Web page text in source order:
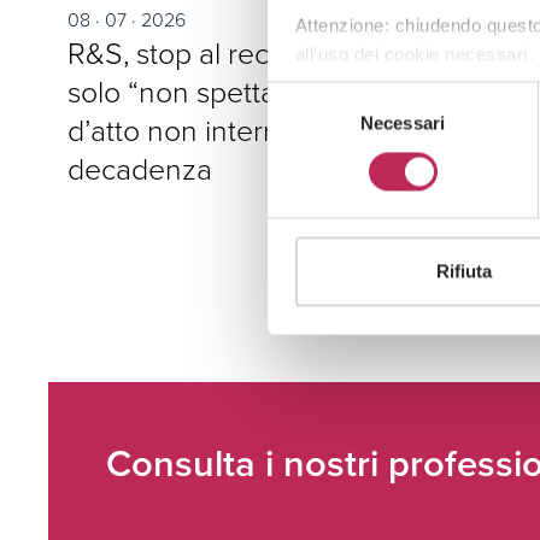
Attenzione: chiudendo
all’uso dei cookie necessari.
Selezione
del
Necessari
Rifiuta
08 · 07 · 2026
R&S, stop al recupero se il credito è
solo “non spettante”: lo schema
d’atto non interrompe la
decadenza
Consulta i nostri